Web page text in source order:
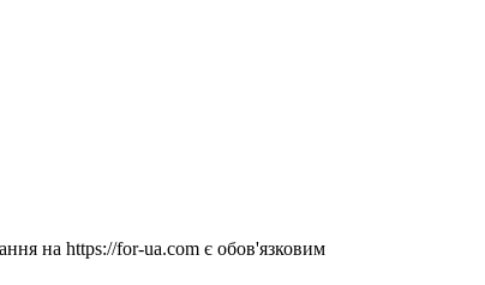
на https://for-ua.com є обов'язковим